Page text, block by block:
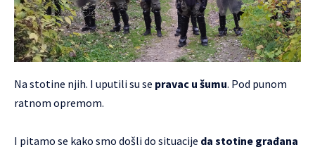
Na stotine njih. I uputili su se pravac u šumu. Pod punom
ratnom opremom.
I pitamo se kako smo došli do situacije da stotine građana